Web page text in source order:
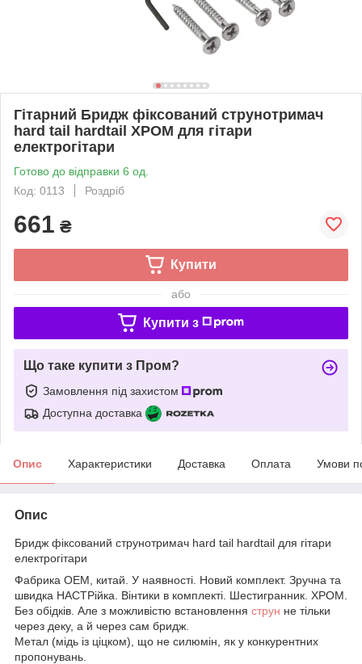
Гітарний Бридж фіксований струнотримач
hard tail hardtail ХРОМ для гітари
електрогітари
Готово до відправки 6 од.
Код: 0113
Роздріб
661 ₴
Купити
або
Купити з
Що таке купити з Пром?
Замовлення під захистом
Доступна доставка
Опис Характеристики Доставка Оплата Умови
Опис
Бридж фіксований струнотримач hard tail hardtail для гітари
електрогітари
Фабрика ОЕМ, китай. У наявності. Новий комплект. Зручна та
швидка НАСТРійка. Вінтики в комплекті. Шестигранник. ХРОМ.
Без обідків. Але з можливістю встановлення струн не тільки
через деку, а й через сам бридж.
Метал (мідь із ціцком), що не силюмін, як у конкурентних
пропонувань.